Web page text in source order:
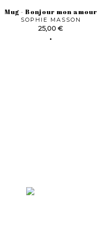
Mug - Bonjour mon amour
SOPHIE MASSON
Prix
25,00 €